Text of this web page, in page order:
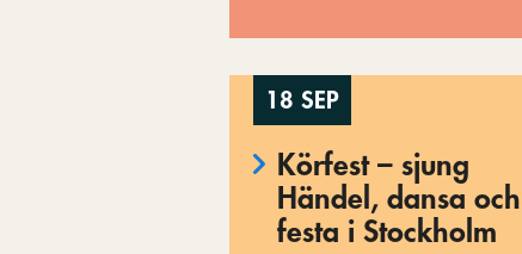
18 SEP
Körfest – sjung
Händel, dansa och
festa i Stockholm